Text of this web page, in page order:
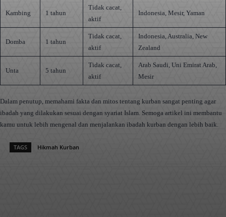
Kambing 1 tahun
Tidak cacat,
aktif
Indonesia, Mesir, Yaman
Domba 1 tahun
Tidak cacat,
aktif
Indonesia, Australia, New
Zealand
Unta 5 tahun
Tidak cacat,
aktif
Arab Saudi, Uni Emirat Arab,
Mesir
Dalam penutup, memahami fakta dan mitos tentang kurban sangat penting agar
ibadah yang dilakukan sesuai dengan syariat Islam. Semoga artikel ini membantu
kamu untuk lebih mengenal dan menjalankan ibadah kurban dengan lebih baik.
TAGS Hikmah Kurban